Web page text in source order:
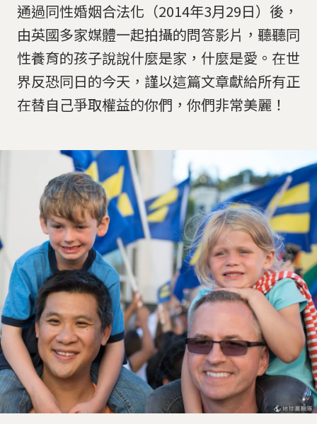
通過同性婚姻合法化（2014年3月29日）後，
由英國多家媒體一起拍攝的問答影片，聽聽同
性養育的孩子說說什麼是家，什麼是愛。在世
界反恐同日的今天，謹以這篇文章獻給所有正
在替自己爭取權益的你們，你們非常美麗！